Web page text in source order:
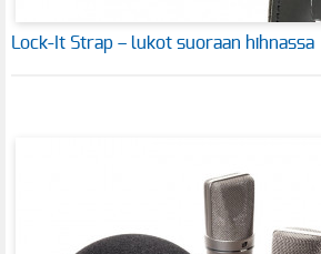
Lock-It Strap – lukot suoraan hihnassa